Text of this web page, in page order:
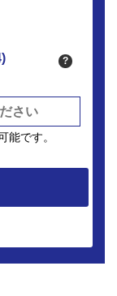
?
能です。